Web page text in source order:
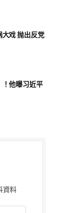
戏 抛出反党
！他曝习近平
資料